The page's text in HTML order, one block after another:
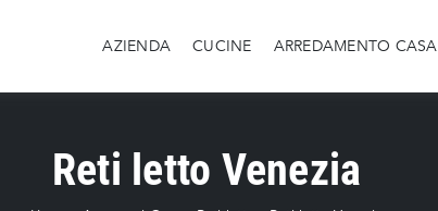
AZIENDA CUCINE ARREDAMENTO CASA
Reti letto Venezia